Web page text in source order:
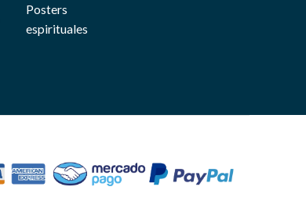
Posters
espirituales